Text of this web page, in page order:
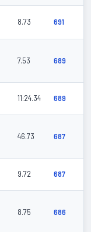
8.73 691
7.53 689
11:24.34 689
46.73 687
9.72 687
8.75 686